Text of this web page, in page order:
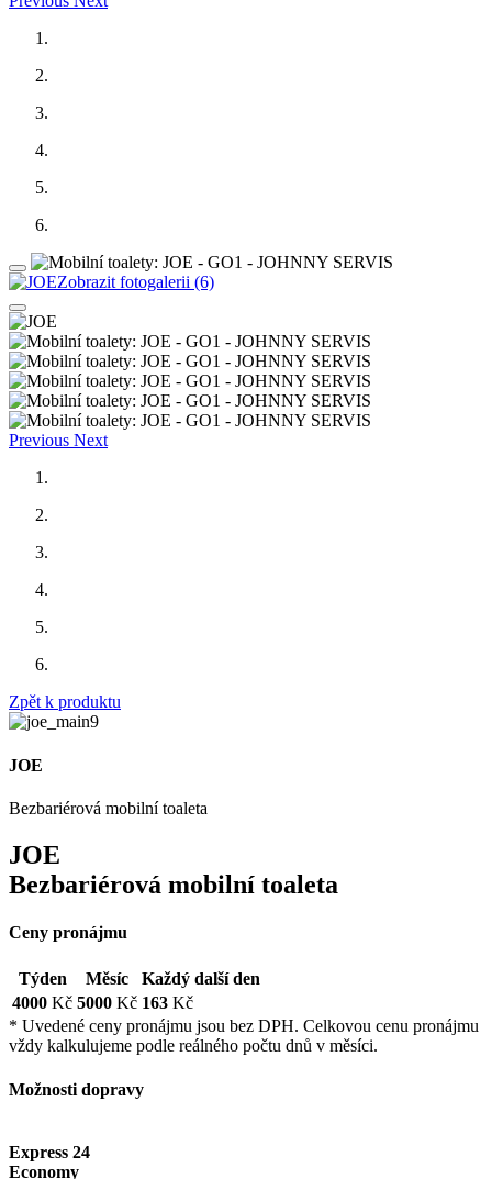
Zobrazit fotogalerii (6)
Previous Next
Zpět k produktu
JOE
Bezbariérová mobilní toaleta
JOE
Bezbariérová mobilní toaleta
Ceny pronájmu
Týden Měsíc
Každý další den
4000 Kč 5000 Kč 163 Kč
* Uvedené ceny pronájmu jsou bez DPH. Celkovou cenu pronájmu
vždy kalkulujeme podle reálného počtu dnů v měsíci.
Možnosti dopravy
Express 24
Economy